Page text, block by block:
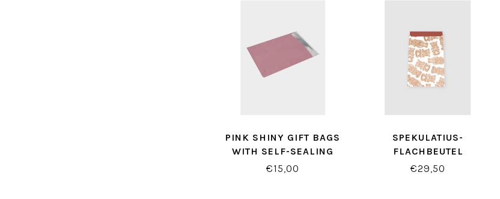
PINK SHINY GIFT BAGS
WITH SELF-SEALING
CLOSURE
€15,00
SPEKULATIUS-
FLACHBEUTEL
€29,50